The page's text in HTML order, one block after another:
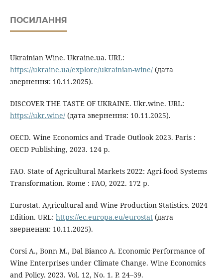
ПОСИЛАННЯ
Ukrainian Wine. Ukraine.ua. URL:
https://ukraine.ua/explore/ukrainian-wine/(дата
звернення: 10.11.2025).
DISCOVER THE TASTE OF UKRAINE. Ukr.wine. URL:
https://ukr.wine/(дата звернення: 10.11.2025).
OECD. Wine Economics and Trade Outlook 2023. Paris :
OECD Publishing, 2023. 124 p.
FAO. State of Agricultural Markets 2022: Agri-food Systems
Transformation. Rome : FAO, 2022. 172 p.
Eurostat. Agricultural and Wine Production Statistics. 2024
Edition. URL: https://ec.europa.eu/eurostat(дата
звернення: 10.11.2025).
Corsi A., Bonn M., Dal Bianco A. Economic Performance of
Wine Enterprises under Climate Change. Wine Economics
and Policy. 2023. Vol. 12, No. 1. P. 24–39.